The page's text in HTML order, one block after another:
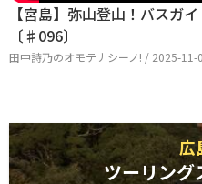
【宮島】弥山登山！バスガ
〔♯096〕
田中詩乃のオモテナシーノ! / 2025-11-
広
ツーリング